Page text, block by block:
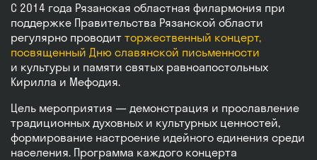
С 2014 года Рязанская областная филармония при
поддержке Правительства Рязанской области
регулярно проводит торжественный концерт,
посвященный Дню славянской письменности
и культуры и памяти святых равноапостольных
Кирилла и Мефодия.
Цель мероприятия — демонстрация и прославление
традиционных духовных и культурных ценностей,
формирование настроение идейного единения среди
населения. Программа каждого концерта